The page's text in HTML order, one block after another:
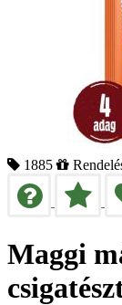
1885
Maggi